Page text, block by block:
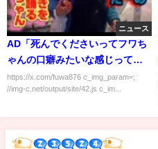
ニュース
AD「死んでくださいってフワち
ゃんの口癖みたいな感じって先
輩が言ってました」
https://x.com/fuwa876 c_img_param=;
//img-c.net/output/site/42.js c_im...